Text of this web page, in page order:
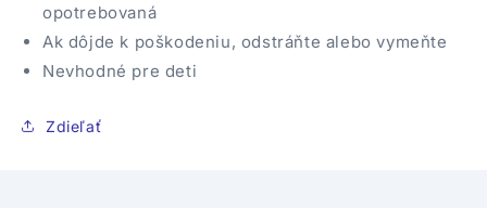
opotrebovaná
Ak dôjde k poškodeniu, odstráňte alebo vymeňte
Nevhodné pre deti
Zdieľať